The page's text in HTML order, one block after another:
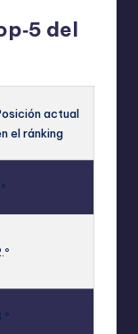
del
actual
el ránking